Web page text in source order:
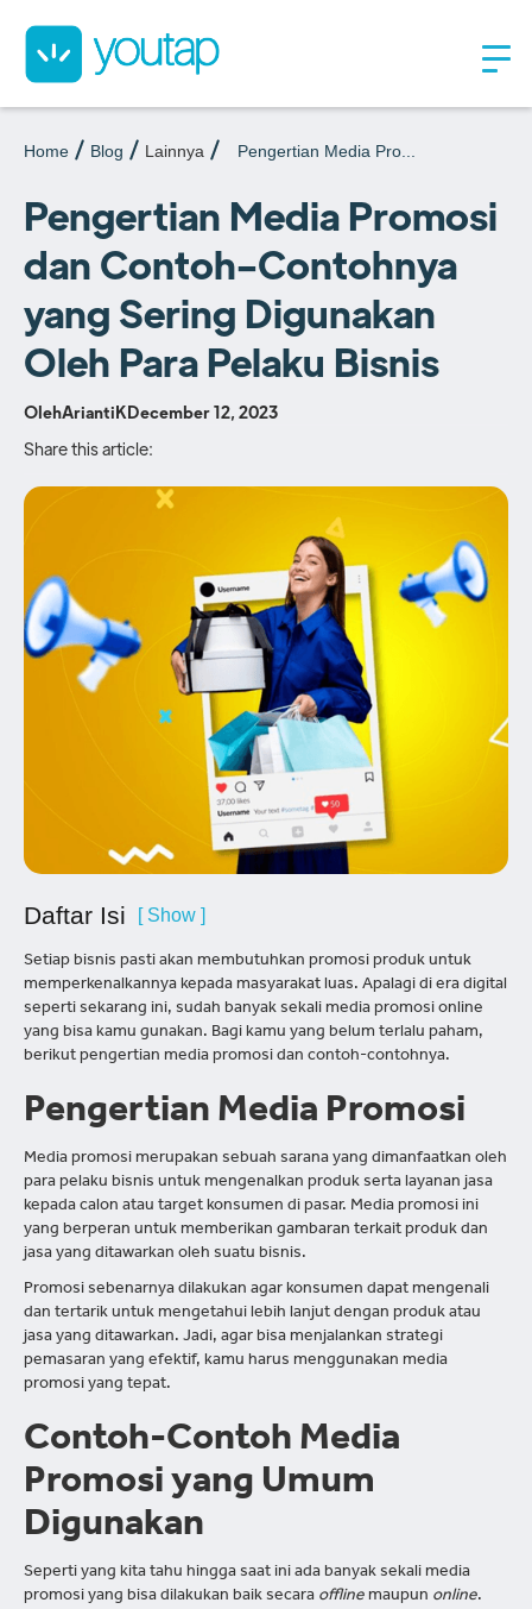
Home Blog Lainnya Pengertian Media Pro...
Pengertian Media Promosi
dan Contoh-Contohnya
yang Sering Digunakan
Oleh Para Pelaku Bisnis
OlehAriantiKDecember 12, 2023
Share this article:
Daftar Isi [ Show ]
Setiap bisnis pasti akan membutuhkan promosi produk untuk
memperkenalkannya kepada masyarakat luas. Apalagi di era digital
seperti sekarang ini, sudah banyak sekali media promosi online
yang bisa kamu gunakan. Bagi kamu yang belum terlalu paham,
berikut pengertian media promosi dan contoh-contohnya.
Pengertian Media Promosi
Media promosi merupakan sebuah sarana yang dimanfaatkan oleh
para pelaku bisnis untuk mengenalkan produk serta layanan jasa
kepada calon atau target konsumen di pasar. Media promosi ini
yang berperan untuk memberikan gambaran terkait produk dan
jasa yang ditawarkan oleh suatu bisnis.
Promosi sebenarnya dilakukan agar konsumen dapat mengenali
dan tertarik untuk mengetahui lebih lanjut dengan produk atau
jasa yang ditawarkan. Jadi, agar bisa menjalankan strategi
pemasaran yang efektif, kamu harus menggunakan media
promosi yang tepat.
Contoh-Contoh Media
Promosi yang Umum
Digunakan
Seperti yang kita tahu hingga saat ini ada banyak sekali media
promosi yang bisa dilakukan baik secara offline maupun online.